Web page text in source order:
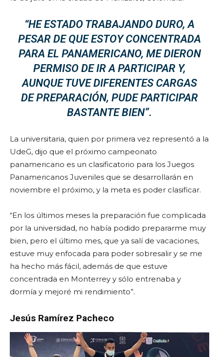
“HE ESTADO TRABAJANDO DURO, A
PESAR DE QUE ESTOY CONCENTRADA
PARA EL PANAMERICANO, ME DIERON
PERMISO DE IR A PARTICIPAR Y,
AUNQUE TUVE DIFERENTES CARGAS
DE PREPARACIÓN, PUDE PARTICIPAR
BASTANTE BIEN”.
La universitaria, quien por primera vez representó a la
UdeG, dijo que el próximo campeonato
panamericano es un clasificatorio para los Juegos
Panamericanos Juveniles que se desarrollarán en
noviembre el próximo, y la meta es poder clasificar.
“En los últimos meses la preparación fue complicada
por la universidad, no había podido prepararme muy
bien, pero el último mes, que ya salí de vacaciones,
estuve muy enfocada para poder sobresalir y se me
ha hecho más fácil, además de que estuve
concentrada en Monterrey y sólo entrenaba y
dormía y mejoré mi rendimiento”.
Jesús Ramírez Pacheco